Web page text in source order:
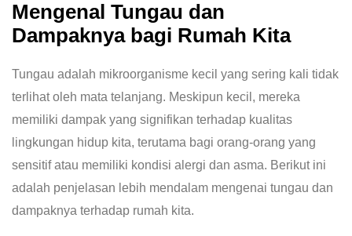
Mengenal Tungau dan
Dampaknya bagi Rumah Kita
Tungau adalah mikroorganisme kecil yang sering kali tidak
terlihat oleh mata telanjang. Meskipun kecil, mereka
memiliki dampak yang signifikan terhadap kualitas
lingkungan hidup kita, terutama bagi orang-orang yang
sensitif atau memiliki kondisi alergi dan asma. Berikut ini
adalah penjelasan lebih mendalam mengenai tungau dan
dampaknya terhadap rumah kita.